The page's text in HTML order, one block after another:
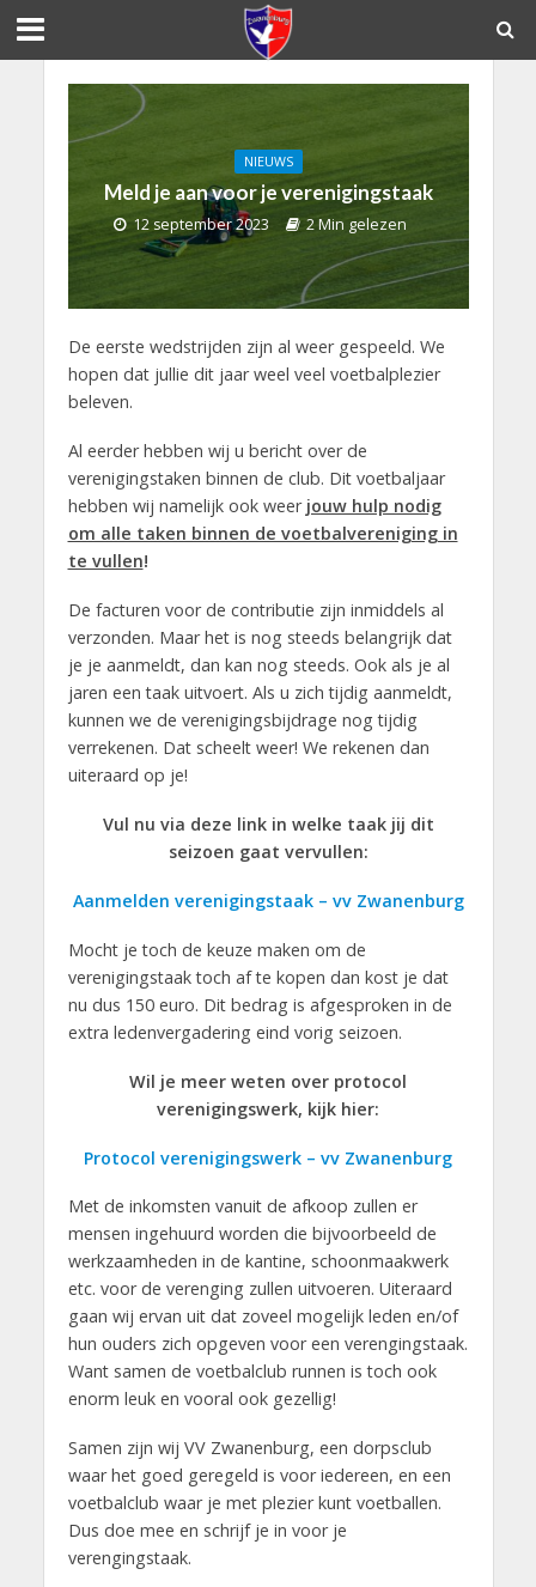
NIEUWS
Meld je aan voor je verenigingstaak
12 september 2023 2 Min gelezen
De eerste wedstrijden zijn al weer gespeeld. We
hopen dat jullie dit jaar weel veel voetbalplezier
beleven.
Al eerder hebben wij u bericht over de
verenigingstaken binnen de club. Dit voetbaljaar
hebben wij namelijk ook weer jouw hulp nodig
om alle taken binnen de voetbalvereniging in
te vullen!
De facturen voor de contributie zijn inmiddels al
verzonden. Maar het is nog steeds belangrijk dat
je je aanmeldt, dan kan nog steeds. Ook als je al
jaren een taak uitvoert. Als u zich tijdig aanmeldt,
kunnen we de verenigingsbijdrage nog tijdig
verrekenen. Dat scheelt weer! We rekenen dan
uiteraard op je!
Vul nu via deze link in welke taak jij dit
seizoen gaat vervullen:
Aanmelden verenigingstaak – vv Zwanenburg
Mocht je toch de keuze maken om de
verenigingstaak toch af te kopen dan kost je dat
nu dus 150 euro. Dit bedrag is afgesproken in de
extra ledenvergadering eind vorig seizoen.
Wil je meer weten over protocol
verenigingswerk, kijk hier:
Protocol verenigingswerk – vv Zwanenburg
Met de inkomsten vanuit de afkoop zullen er
mensen ingehuurd worden die bijvoorbeeld de
werkzaamheden in de kantine, schoonmaakwerk
etc. voor de verenging zullen uitvoeren. Uiteraard
gaan wij ervan uit dat zoveel mogelijk leden en/of
hun ouders zich opgeven voor een verengingstaak.
Want samen de voetbalclub runnen is toch ook
enorm leuk en vooral ook gezellig!
Samen zijn wij VV Zwanenburg, een dorpsclub
waar het goed geregeld is voor iedereen, en een
voetbalclub waar je met plezier kunt voetballen.
Dus doe mee en schrijf je in voor je
verengingstaak.